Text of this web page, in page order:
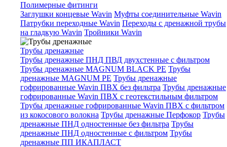
Полимерные фитинги
Заглушки концевые Wavin Муфты соединительные Wavin
Патрубки переходные Wavin Переходы с дренажной трубы
на гладкую Wavin Тройники Wavin
Трубы дренажные
Трубы дренажные ПНД ПВД двухстенные с фильтром
Трубы дренажные MAGNUM BLACK PE Трубы
дренажные MAGNUM PE Трубы дренажные
гофрированные Wavin ПВХ без фильтра Трубы дренажные
гофрированные Wavin ПВХ с геотекстильным фильтром
Трубы дренажные гофрированные Wavin ПВХ с фильтром
из кокосового волокна Трубы дренажные Перфокор Трубы
дренажные ПНД одностенные без фильтра Трубы
дренажные ПНД одностенные с фильтром Трубы
дренажные ПП ИКАПЛАСТ